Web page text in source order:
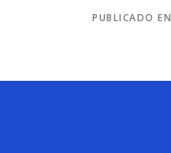
PUBLICADO EN